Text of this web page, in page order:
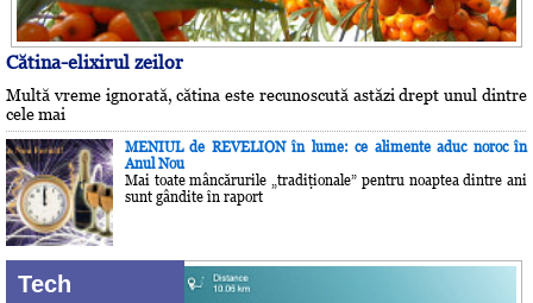
Cătina-elixirul zeilor
Multă vreme ignorată, cătina este recunoscută astăzi drept unul dintre
cele mai
MENIUL de REVELION în lume: ce alimente aduc noroc în
Anul Nou
Mai toate mâncărurile „tradiţionale” pentru noaptea dintre ani
sunt gândite în raport
Tech